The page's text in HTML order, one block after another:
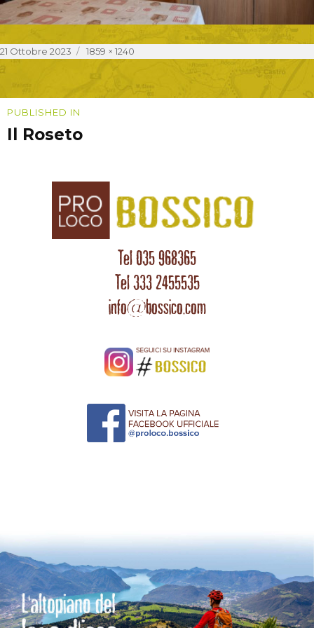
Posted
on
21 Ottobre 2023
Full
1859 × 1240
Navigazione
articoli
PUBLISHED IN
Il Roseto
Tel 035 968365
Tel 333 2455535
info@bossico.com